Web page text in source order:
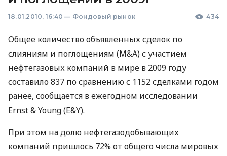
18.01.2010, 16:40 — Фондовый рынок 434
Общее количество объявленных сделок по
слияниям и поглощениям (M&A) с участием
нефтегазовых компаний в мире в 2009 году
составило 837 по сравнению с 1152 сделками годом
ранее, сообщается в ежегодном исследовании
Ernst & Young (E&Y).
При этом на долю нефтегазодобывающих
компаний пришлось 72% от общего числа мировых